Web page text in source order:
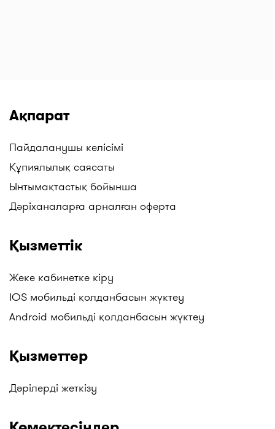
Ақпарат
Пайдаланушы келісімі
Құпиялылық саясаты
Ынтымақтастық бойынша
Дәріханаларға арналған оферта
Қызметтік
Жеке кабинетке кіру
IOS мобильді қолданбасын жүктеу
Android мобильді қолданбасын жүктеу
Қызметтер
Дәрілерді жеткізу